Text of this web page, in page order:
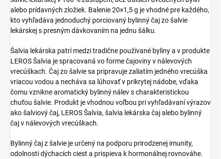
alebo prídavných zložiek. Balenie 20×1,5 g je vhodné pre každého,
kto vyhľadáva jednoduchý porciovaný bylinný čaj zo šalvie
lekárskej s presným dávkovaním na jednu šálku.
Šalvia lekárska patrí medzi tradične používané byliny a v produkte
LEROS Šalvia je spracovaná vo forme čajoviny v nálevových
vrecúškach. Čaj zo šalvie sa pripravuje zaliatím jedného vrecúška
vriacou vodou a necháva sa lúhovať v prikrytej nádobe, vďaka
čomu vznikne aromatický bylinný nálev s charakteristickou
chuťou šalvie. Produkt je vhodnou voľbou pri vyhľadávaní výrazov
ako šalviový čaj, LEROS Šalvia, šalvia lekárska čaj alebo bylinný
čaj v nálevových vrecúškach.
Bylinný čaj z šalvie je určený na podporu prirodzenej imunity,
odolnosti dýchacích ciest a prispieva k hormonálnej rovnováhe.